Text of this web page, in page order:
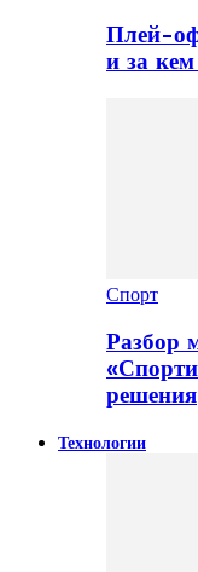
Плей-
и за кем
Спорт
Разбор
решения
Технологии